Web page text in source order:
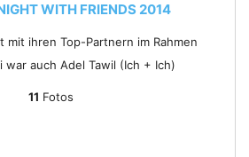
WITH FRIENDS 2014
mit ihren Top-Partnern im Rahmen
war auch Adel Tawil (Ich + Ich)
11 Fotos